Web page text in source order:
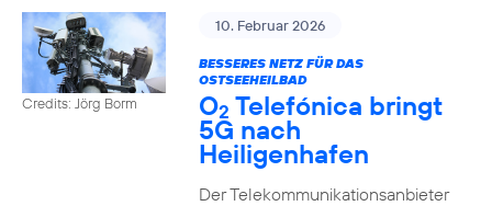
Credits: Jörg Borm
10. Februar 2026
BESSERES NETZ FÜR DAS
OSTSEEHEILBAD
O2 Telefónica bringt
5G nach
Heiligenhafen
Der Telekommunikationsanbieter